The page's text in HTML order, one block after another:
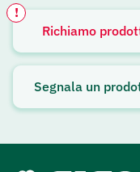
Richiamo
!
Avviso attivo
Segnala un